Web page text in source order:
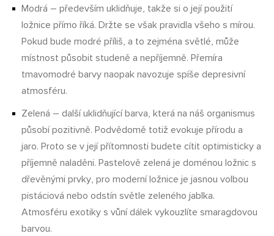
Modrá – především uklidňuje, takže si o její použití
ložnice přímo říká. Držte se však pravidla všeho s mírou.
Pokud bude modré příliš, a to zejména světlé, může
místnost působit studeně a nepříjemně. Přemíra
tmavomodré barvy naopak navozuje spíše depresivní
atmosféru.
Zelená – další uklidňující barva, která na náš organismus
působí pozitivně. Podvědomě totiž evokuje přírodu a
jaro. Proto se v její přítomnosti budete cítit optimisticky a
příjemně naladěni. Pastelově zelená je doménou ložnic s
dřevěnými prvky, pro moderní ložnice je jasnou volbou
pistáciová nebo odstín světle zeleného jablka.
Atmosféru exotiky s vůní dálek vykouzlíte smaragdovou
barvou.